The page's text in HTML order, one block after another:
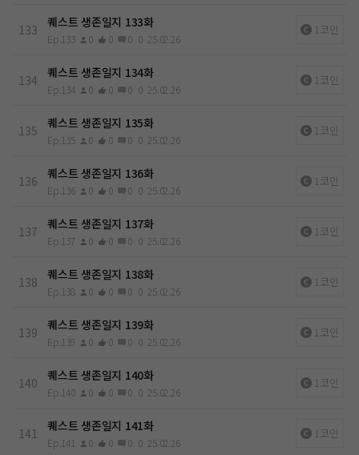
133 퀘스트 생존일지 133화
Ep.133 0 0 0 0 25.02.26
1코인
134 퀘스트 생존일지 134화
Ep.134 0 0 0 0 25.02.26
1코인
135 퀘스트 생존일지 135화
Ep.135 0 0 0 0 25.02.26
1코인
136 퀘스트 생존일지 136화
Ep.136 0 0 0 0 25.02.26
1코인
137 퀘스트 생존일지 137화
Ep.137 0 0 0 0 25.02.26
1코인
138 퀘스트 생존일지 138화
Ep.138 0 0 0 0 25.02.26
1코인
139 퀘스트 생존일지 139화
Ep.139 0 0 0 0 25.02.26
1코인
140 퀘스트 생존일지 140화
Ep.140 0 0 0 0 25.02.26
1코인
141 퀘스트 생존일지 141화
Ep.141 0 0 0 0 25.02.26
1코인